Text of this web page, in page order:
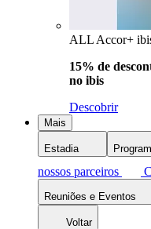
ALL Accor+
15% de
no ibis
Descobrir
Mais
Estadia
nossos parceiros
Reuniões e Eventos
Voltar